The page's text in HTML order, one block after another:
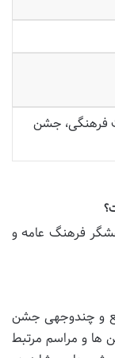
فرهنگی، جشن
فرهنگ عامه و
و چندوجهی جشن
ها و مراسم مرتبط